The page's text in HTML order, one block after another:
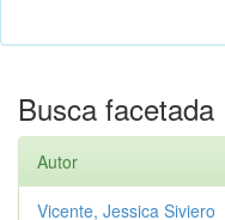
Busca facetada
Autor
Vicente, Jessica Siviero